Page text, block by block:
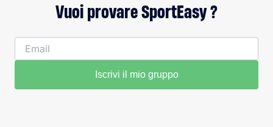
Vuoi provare SportEasy ?
Iscrivi il mio gruppo